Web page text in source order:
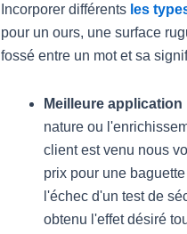
Incorporer différents les
pour un ours, une surface
fossé entre un mot et sa
Meilleure application
nature ou
client est venu nous
prix pour une
l'échec d'un test de
obtenu l'effet désiré